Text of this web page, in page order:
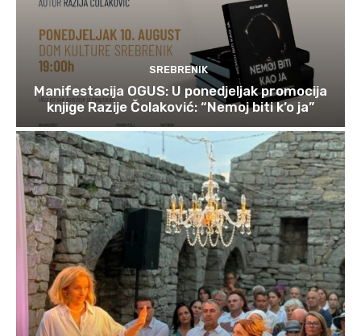
SREBRENIK
Manifestacija OGUS: U ponedjeljak promocija
knjige Razije Čolaković: “Nemoj biti k’o ja”